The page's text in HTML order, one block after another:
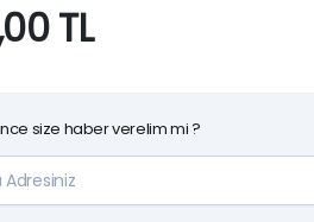
TL
size haber verelim mi ?